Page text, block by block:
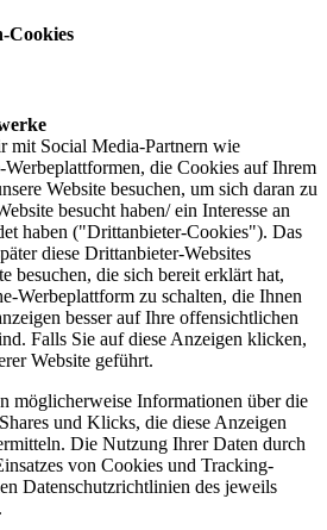
Cookies
mit Social Media-Partnern wie
die Cookies auf Ihrem
Website besuchen, um sich daran zu
besucht haben/ ein Interesse an
haben ("Drittanbieter-Cookies"). Das
diese Drittanbieter-Websites
besuchen, die sich bereit erklärt hat,
Werbeplattform zu schalten, die Ihnen
besser auf Ihre offensichtlichen
Falls Sie auf diese Anzeigen klicken,
Website geführt.
möglicherweise Informationen über die
und Klicks, die diese Anzeigen
Die Nutzung Ihrer Daten durch
von Cookies und Tracking-
Datenschutzrichtlinien des jeweils